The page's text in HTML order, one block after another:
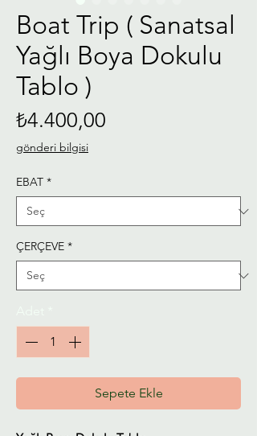
Boat Trip ( Sanatsal
Yağlı Boya Dokulu
Tablo )
₺4.400,00
gönderi bilgisi
EBAT *
ÇERÇEVE *
Sepete Ekle